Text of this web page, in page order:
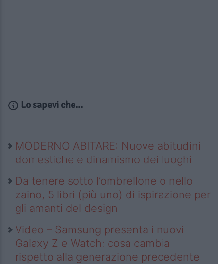
Lo sapevi che...
MODERNO ABITARE: Nuove abitudini
domestiche e dinamismo dei luoghi
Da tenere sotto l’ombrellone o nello
zaino, 5 libri (più uno) di ispirazione per
gli amanti del design
Video – Samsung presenta i nuovi
Galaxy Z e Watch: cosa cambia
rispetto alla generazione precedente